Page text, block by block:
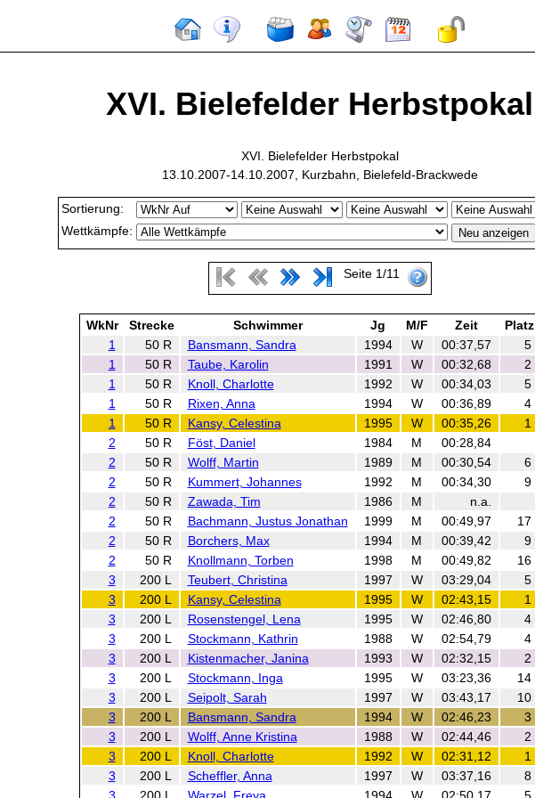
XVI. Bielefelder Herbstpokal
XVI. Bielefelder Herbstpokal
13.10.2007-14.10.2007, Kurzbahn, Bielefeld-Brackwede
Sortierung:
Wettkämpfe:
Seite 1/11
WkNr Strecke Schwimmer Jg M/F Zeit
Platz
1
50 R Bansmann, Sandra 1994 W 00:37,57
5
1
50 R Taube, Karolin 1991 W 00:32,68
2
1
50 R Knoll, Charlotte 1992 W 00:34,03
5
1
50 R Rixen, Anna 1994 W 00:36,89
4
1
50 R Kansy, Celestina 1995 W 00:35,26
1
2
50 R Föst, Daniel 1984 M
00:28,84
2
50 R Wolff, Martin 1989 M 00:30,54
6
2
50 R Kummert, Johannes 1992 M 00:34,30
9
2
50 R Zawada, Tim 1986 M
n.a.
2
50 R Bachmann, Justus Jonathan 1999 M 00:49,97
17
2
50 R Borchers, Max 1994 M 00:39,42
9
2
50 R Knollmann, Torben 1998 M 00:49,82
16
3
200 L Teubert, Christina 1997 W 03:29,04
5
3
200 L Kansy, Celestina 1995 W 02:43,15
1
3
200 L Rosenstengel, Lena 1995 W 02:46,80
4
3
200 L Stockmann, Kathrin 1988 W 02:54,79
4
3
200 L Kistenmacher, Janina 1993 W 02:32,15
2
3
200 L Stockmann, Inga 1995 W 03:23,36
14
3
200 L Seipolt, Sarah 1997 W 03:43,17
10
3
200 L Bansmann, Sandra 1994 W 02:46,23
3
3
200 L Wolff, Anne Kristina 1988 W 02:44,46
2
3
200 L Knoll, Charlotte 1992 W 02:31,12
1
3
200 L Scheffler, Anna 1997 W 03:37,16
8